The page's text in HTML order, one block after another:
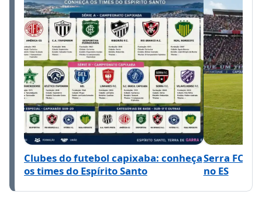
Clubes do futebol capixaba: conheça
os times do Espírito Santo
Serra FC:
no ES